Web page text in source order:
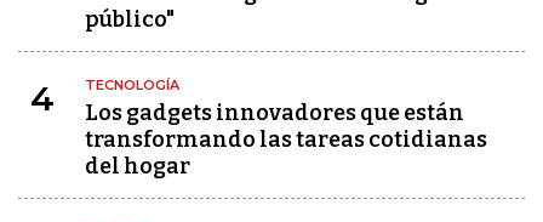
público"
4 TECNOLOGÍA
Los gadgets innovadores que están
transformando las tareas cotidianas
del hogar